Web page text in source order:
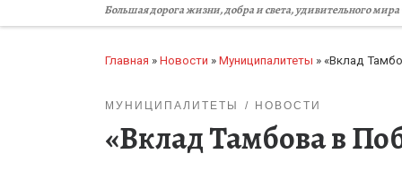
Большая дорога жизни, добра и света, удивительного мира
Главная » Новости » Муниципалитеты » «Вклад
МУНИЦИПАЛИТЕТЫ НОВОСТИ
«Вклад Тамбова в